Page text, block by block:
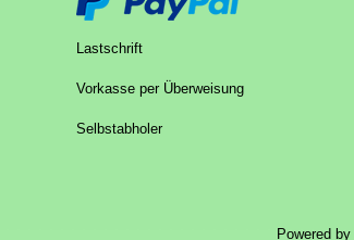
Lastschrift
Vorkasse per Überweisung
Selbstabholer
Powered by